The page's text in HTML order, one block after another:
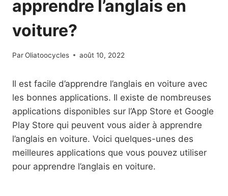
apprendre l’anglais en
voiture?
ParOliatoocycles août 10, 2022
Il est facile d’apprendre l’anglais en voiture avec
les bonnes applications. Il existe de nombreuses
applications disponibles sur l’App Store et Google
Play Store qui peuvent vous aider à apprendre
l’anglais en voiture. Voici quelques-unes des
meilleures applications que vous pouvez utiliser
pour apprendre l’anglais en voiture.